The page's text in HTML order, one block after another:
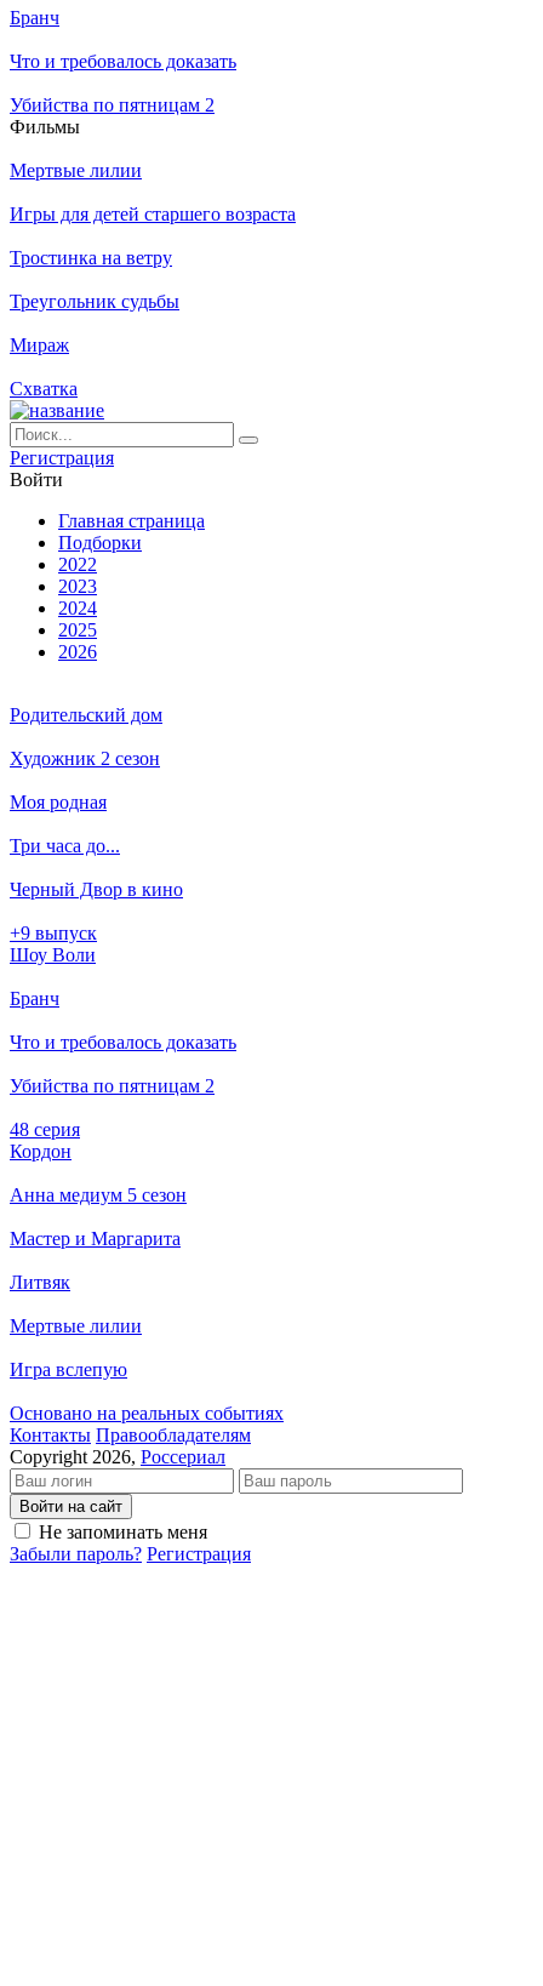
Бранч
Что и требовалось доказать
Убийства по пятницам 2
Филь­мы
Мертвые лилии
Игры для детей старшего возраста
Тростинка на ветру
Треугольник судьбы
Мираж
Схватка
Ре­ги­ст­ра­ция
Вой­ти
Глав­ная стра­ни­ца
Подборки
2022
2023
2024
2025
2026
Родительский дом
Художник 2 сезон
Моя родная
Три часа до...
Черный Двор в кино
+9 выпуск
Шоу Воли
Бранч
Что и требовалось доказать
Убийства по пятницам 2
48 серия
Кордон
Анна медиум 5 сезон
Мастер и Маргарита
Литвяк
Мертвые лилии
Игра вслепую
Основано на реальных событиях
Кон­так­ты Пра­во­об­ла­да­те­лям
Copyright 2026, Россериал
Войти на сайт
Не запоминать меня
Забыли пароль? Регистрация